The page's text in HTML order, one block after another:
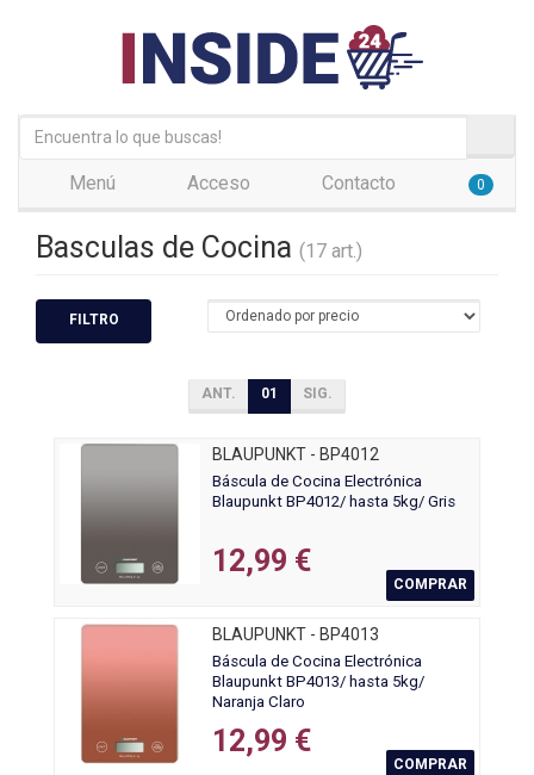
Menú Acceso Contacto 0
Basculas de Cocina (17 art.)
FILTRO
ANT. 01 SIG.
BLAUPUNKT - BP4012
Báscula de Cocina Electrónica
Blaupunkt BP4012/ hasta 5kg/ Gris
12,99 €
COMPRAR
BLAUPUNKT - BP4013
Báscula de Cocina Electrónica
Blaupunkt BP4013/ hasta 5kg/
Naranja Claro
12,99 €
COMPRAR